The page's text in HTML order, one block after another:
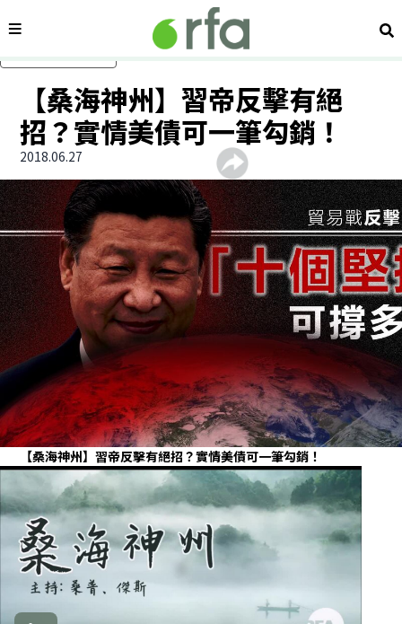
內容分類 搜
【桑海神州】習帝反擊有絕
招？實情美債可一筆勾銷！
2018.06.27
【桑海神州】習帝反擊有絕招？實情美債可一筆勾銷！